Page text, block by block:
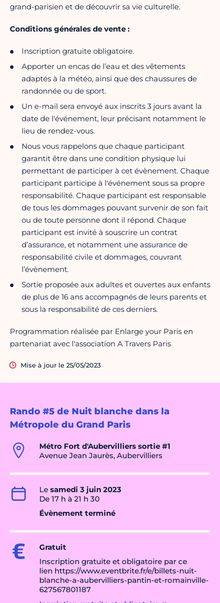
Rando #5 de Nuit blanche dans la
Métropole du Grand Paris
Métro Fort d'Aubervilliers sortie #1
Avenue Jean Jaurès, Aubervilliers
Le samedi 3 juin 2023
De 17 h à 21 h 30
Évènement terminé
Gratuit
Inscription gratuite et obligatoire par ce
lien https://www.eventbrite.fr/e/billets-nuit-
blanche-a-aubervilliers-pantin-et-romainville-
627567801187
grand-parisien et de découvrir sa vie culturelle.
Conditions générales de vente :
Inscription gratuite obligatoire.
Apporter un encas de l’eau et des vêtements
adaptés à la météo, ainsi que des chaussures de
randonnée ou de sport.
Un e-mail sera envoyé aux inscrits 3 jours avant la
date de l'événement, leur précisant notamment le
lieu de rendez-vous.
Nous vous rappelons que chaque participant
garantit être dans une condition physique lui
permettant de participer à cet évènement. Chaque
participant participe à l'événement sous sa propre
responsabilité. Chaque participant est responsable
de tous les dommages pouvant survenir de son fait
ou de toute personne dont il répond. Chaque
participant est invité à souscrire un contrat
d’assurance, et notamment une assurance de
responsabilité civile et dommages, couvrant
l’évènement.
Sortie proposée aux adultes et ouvertes aux enfants
de plus de 16 ans accompagnés de leurs parents et
sous la responsabilité de ces derniers.
Programmation réalisée par Enlarge your Paris en
partenariat avec l'association A Travers Paris
Mise à jour le 25/05/2023